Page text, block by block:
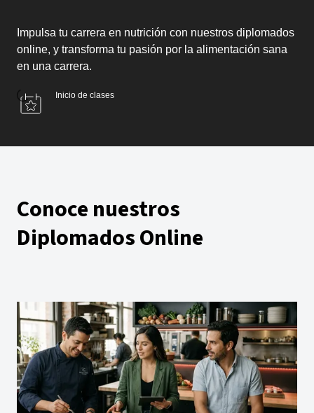
Impulsa tu carrera en nutrición con nuestros diplomados
online, y transforma tu pasión por la alimentación sana
en una carrera.
Inicio de clases
Conoce nuestros
Diplomados Online